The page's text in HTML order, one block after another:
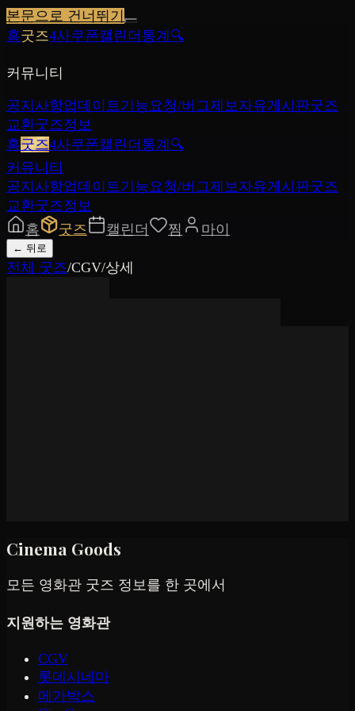
본문으로 건너뛰기
홈굿즈4사쿠폰캘린더 통계 🔍
커뮤니티
공지사항업데이트기능요청/버그제보자유게시판굿즈
교환굿즈정보
홈굿즈4사쿠폰캘린더 통계 🔍
커뮤니티
공지사항업데이트기능요청/버그제보자유게시판굿즈
교환굿즈정보
홈
굿즈 캘린더 찜 마이
← 뒤로
전체 굿즈/CGV/상세
Cinema Goods
모든 영화관 굿즈 정보를 한 곳에서
지원하는 영화관
CGV
롯데시네마
메가박스